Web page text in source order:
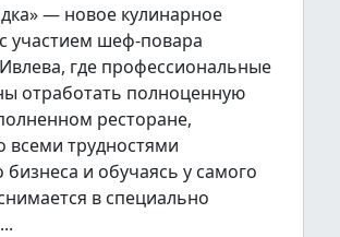
— новое кулинарное
участием шеф-повара
где профессиональные
отработать полноценную
ресторане,
всеми трудностями
бизнеса и обучаясь у самого
в специально